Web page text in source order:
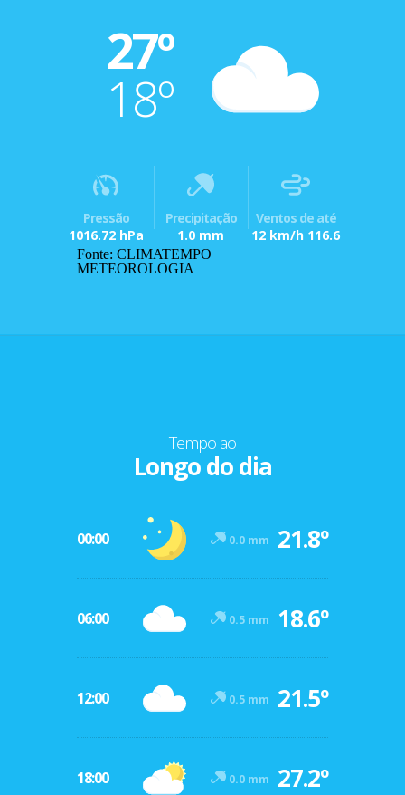
27º
18º
Pressão
1016.72 hPa
Precipitação
1.0 mm
Ventos de até
12 km/h 116.6
Fonte: CLIMATEMPO
METEOROLOGIA
Tempo ao
Longo do dia
00:00 0.0 mm 21.8º
06:00 0.5 mm 18.6º
12:00 0.5 mm 21.5º
18:00 0.0 mm 27.2º